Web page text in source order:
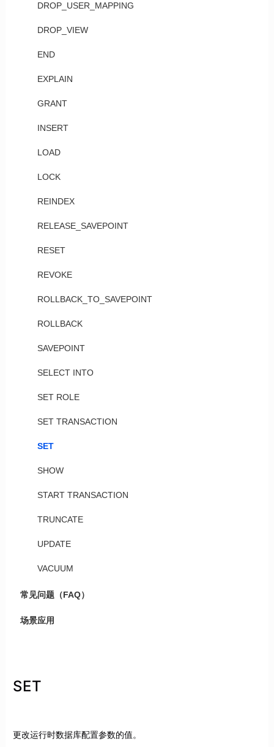
DROP_USER_MAPPING
DROP_VIEW
END
EXPLAIN
GRANT
INSERT
LOAD
LOCK
REINDEX
RELEASE_SAVEPOINT
RESET
REVOKE
ROLLBACK_TO_SAVEPOINT
ROLLBACK
SAVEPOINT
SELECT INTO
SET ROLE
SET TRANSACTION
SET
SHOW
START TRANSACTION
TRUNCATE
UPDATE
VACUUM
常见问题（FAQ）
场景应用
SET
更改运行时数据库配置参数的值。